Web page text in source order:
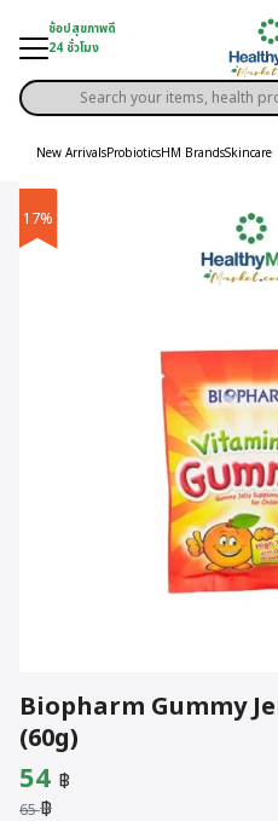
content
ช้อปสุขภาพดี
24 ชั่วโมง
Solution
Products
search
New ArrivalsProbioticsHM BrandsSkincare
17%
Biopharm Gummy
(60g)
65฿
Original
54 ฿